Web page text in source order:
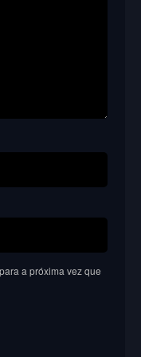
a próxima vez que